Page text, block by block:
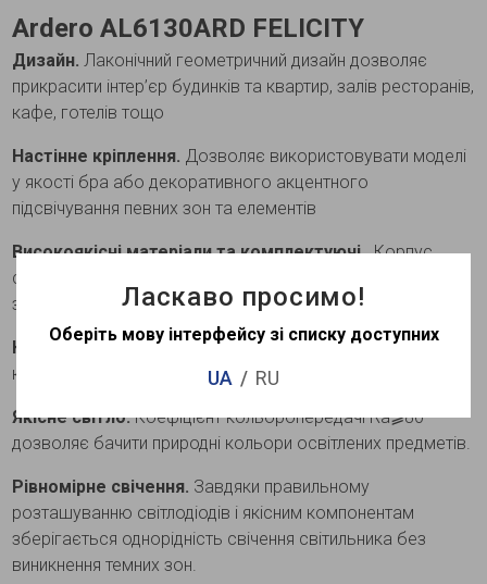
Ardero AL6130ARD FELICITY
Дизайн. Лаконічний геометричний дизайн дозволяє
прикрасити інтер’єр будинків та квартир, залів ресторанів,
кафе, готелів тощо
Настінне кріплення. Дозволяє використовувати моделі
у якості бра або декоративного акцентного
підсвічування певних зон та елементів
Високоякісні матеріали та комплектуючі.Корпус
світильників виготовлено з якісного металу, розсіювач -
з міцного акрилу
Керування світлом. Світильники оснащені функцією
керування режимами свічення за допомогою вимикача
Якісне світло. Коефіцієнт кольоропередачі Ra⩾80
дозволяє бачити природні кольори освітлених предметів.
Рівномірне свічення. Завдяки правильному
розташуванню світлодіодів і якісним компонентам
зберігається однорідність свічення світильника без
виникнення темних зон.
Ласкаво просимо!
Оберіть мову інтерфейсу зі списку доступних
UA RU